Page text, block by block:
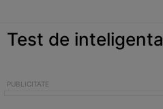
Test de inteligenta